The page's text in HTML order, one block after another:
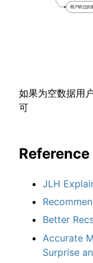
用户听过的
如果为空数据用
可
Reference
JLH
Better
Accurate
Surprise